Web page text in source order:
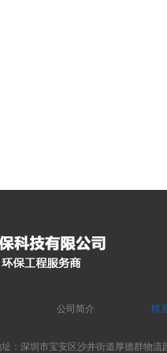
公司简介 联
：深圳市宝安区沙井街道厚德群物流